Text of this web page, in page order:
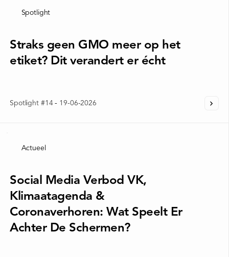
Spotlight
Straks geen GMO meer op het
etiket? Dit verandert er écht
Spotlight #14 - 19-06-2026
Actueel
Social Media Verbod VK,
Klimaatagenda &
Coronaverhoren: Wat Speelt Er
Achter De Schermen?